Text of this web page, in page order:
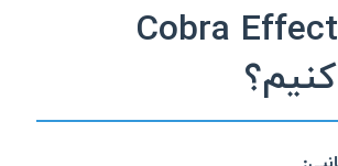
چگونه از Cobra Effect